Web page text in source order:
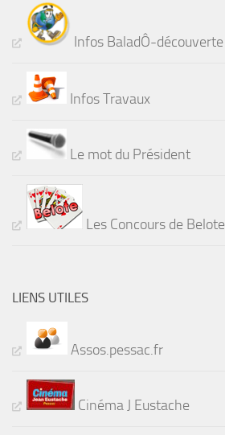
Infos BaladÔ-découverte
Infos Travaux
Le mot du Président
Les Concours de Belote
LIENS UTILES
Assos.pessac.fr
Cinéma J Eustache